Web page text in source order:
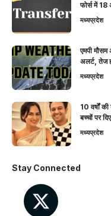
फोर्स में 18
मध्यप्रदेश
एमपी
अलर्ट, तेज
मध्यप्रदेश
10 वर्षों
बच्चों पर
मध्यप्रदेश
Stay Connected